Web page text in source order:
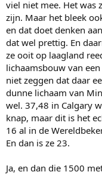
viel niet mee. Het was
zijn. Maar het bleek
en dat doet denken
dat wel prettig. En
ze ooit op laagland
lichaamsbouw van een
niet zeggen dat daar
dunne lichaam van
wel. 37,48 in Calgary
knap, maar dit is het
16 al in de
En dan is ze 23.
Ja, en dan die 1500